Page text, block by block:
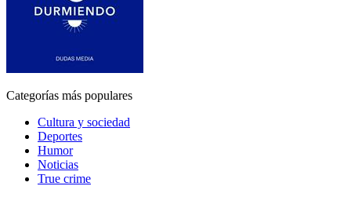
Categorías más populares
Cultura y sociedad
Deportes
Humor
Noticias
True crime